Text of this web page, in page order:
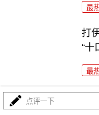
最
打
“十
最
特
赌
点评一下